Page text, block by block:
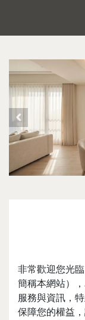
非常歡迎您光
簡稱本網站）
服務與資訊，
保障您的權益